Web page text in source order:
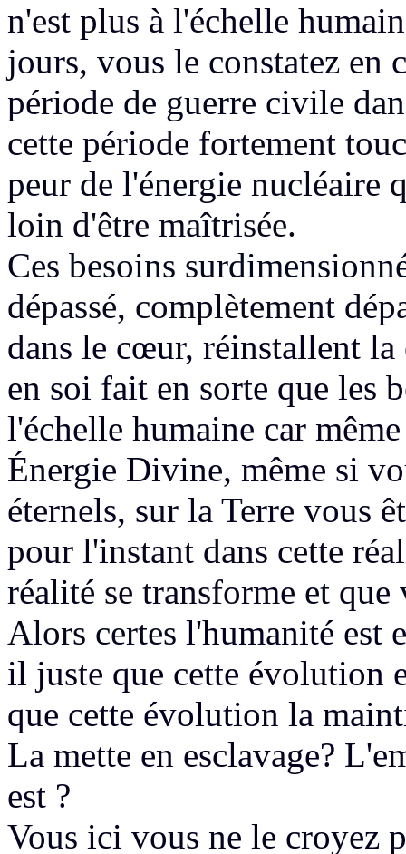
n'est plus à l'échelle
jours, vous le constatez en
période de guerre civile
cette période fortement
peur de l'énergie nucléaire
loin d'être maîtrisée.
Ces besoins
dépassé, complètement
dans le cœur, réinstallent la
en soi fait en sorte que les
l'échelle humaine car
Énergie Divine, même si
éternels, sur la Terre vous
pour l'instant dans cette
réalité se transforme et que
Alors certes l'humanité est
il juste que cette évolution
que cette évolution la
La mette en esclavage?
est ?
Vous ici vous ne le croyez